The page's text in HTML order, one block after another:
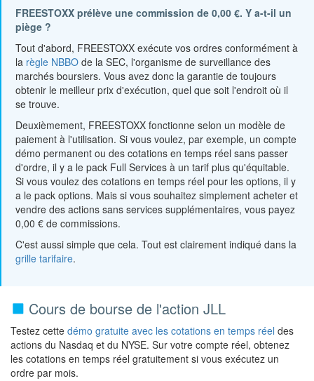
FREESTOXX prélève une commission de 0,00 €. Y a-t-il un
piège ?
Tout d'abord, FREESTOXX exécute vos ordres conformément à
la règle NBBO de la SEC, l'organisme de surveillance des
marchés boursiers. Vous avez donc la garantie de toujours
obtenir le meilleur prix d'exécution, quel que soit l'endroit où il
se trouve.
Deuxièmement, FREESTOXX fonctionne selon un modèle de
paiement à l'utilisation. Si vous voulez, par exemple, un compte
démo permanent ou des cotations en temps réel sans passer
d'ordre, il y a le pack Full Services à un tarif plus qu'équitable.
Si vous voulez des cotations en temps réel pour les options, il y
a le pack options. Mais si vous souhaitez simplement acheter et
vendre des actions sans services supplémentaires, vous payez
0,00 € de commissions.
C'est aussi simple que cela. Tout est clairement indiqué dans la
grille tarifaire.
Cours de bourse de l'action JLL
Testez cette démo gratuite avec les cotations en temps réel des
actions du Nasdaq et du NYSE. Sur votre compte réel, obtenez
les cotations en temps réel gratuitement si vous exécutez un
ordre par mois.